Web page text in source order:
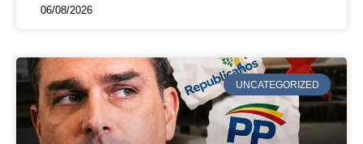
06/08/2026
UNCATEGORIZED